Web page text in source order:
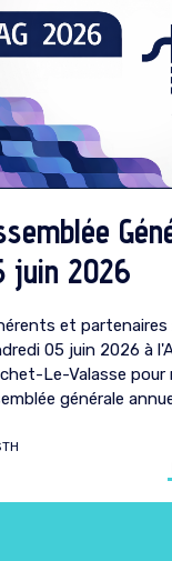
juin 2026
et partenaires
05 juin 2026 à
Le-Valasse pour
générale